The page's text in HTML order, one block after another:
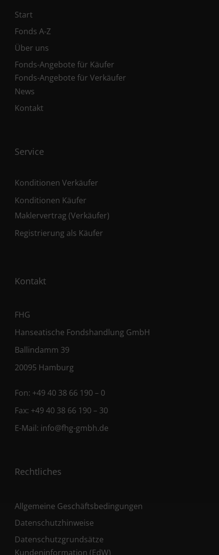
Start
Fonds A-Z
Über uns
Fonds-Angebote für Käufer
Fonds-Angebote für Verkäufer
News
Kontakt
Service
Konditionen Verkäufer
Konditionen Käufer
Maklervertrag (Verkäufer)
Registrierung als Käufer
Kontakt
FHG
Hanseatische Fondshandlung GmbH
Ballindamm 39
20095 Hamburg
Fon: +49 40 38 66 190 – 0
Fax: +49 40 38 66 190 – 30
E-Mail: info@fhg-gmbh.de
Rechtliches
Allgemeine Geschäftsbedingungen
Datenschutzhinweise
Datenschutzgrundsätze
Kundeninformation (EdW)